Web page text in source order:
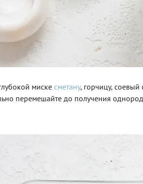
миске сметану, горчицу,
перемешайте до получения